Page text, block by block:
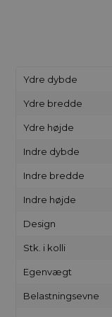
Ydre dybde
Ydre bredde
Ydre højde
Indre dybde
Indre bredde
Indre højde
Design
Stk. i kolli
Egenvægt
Belastningsevne